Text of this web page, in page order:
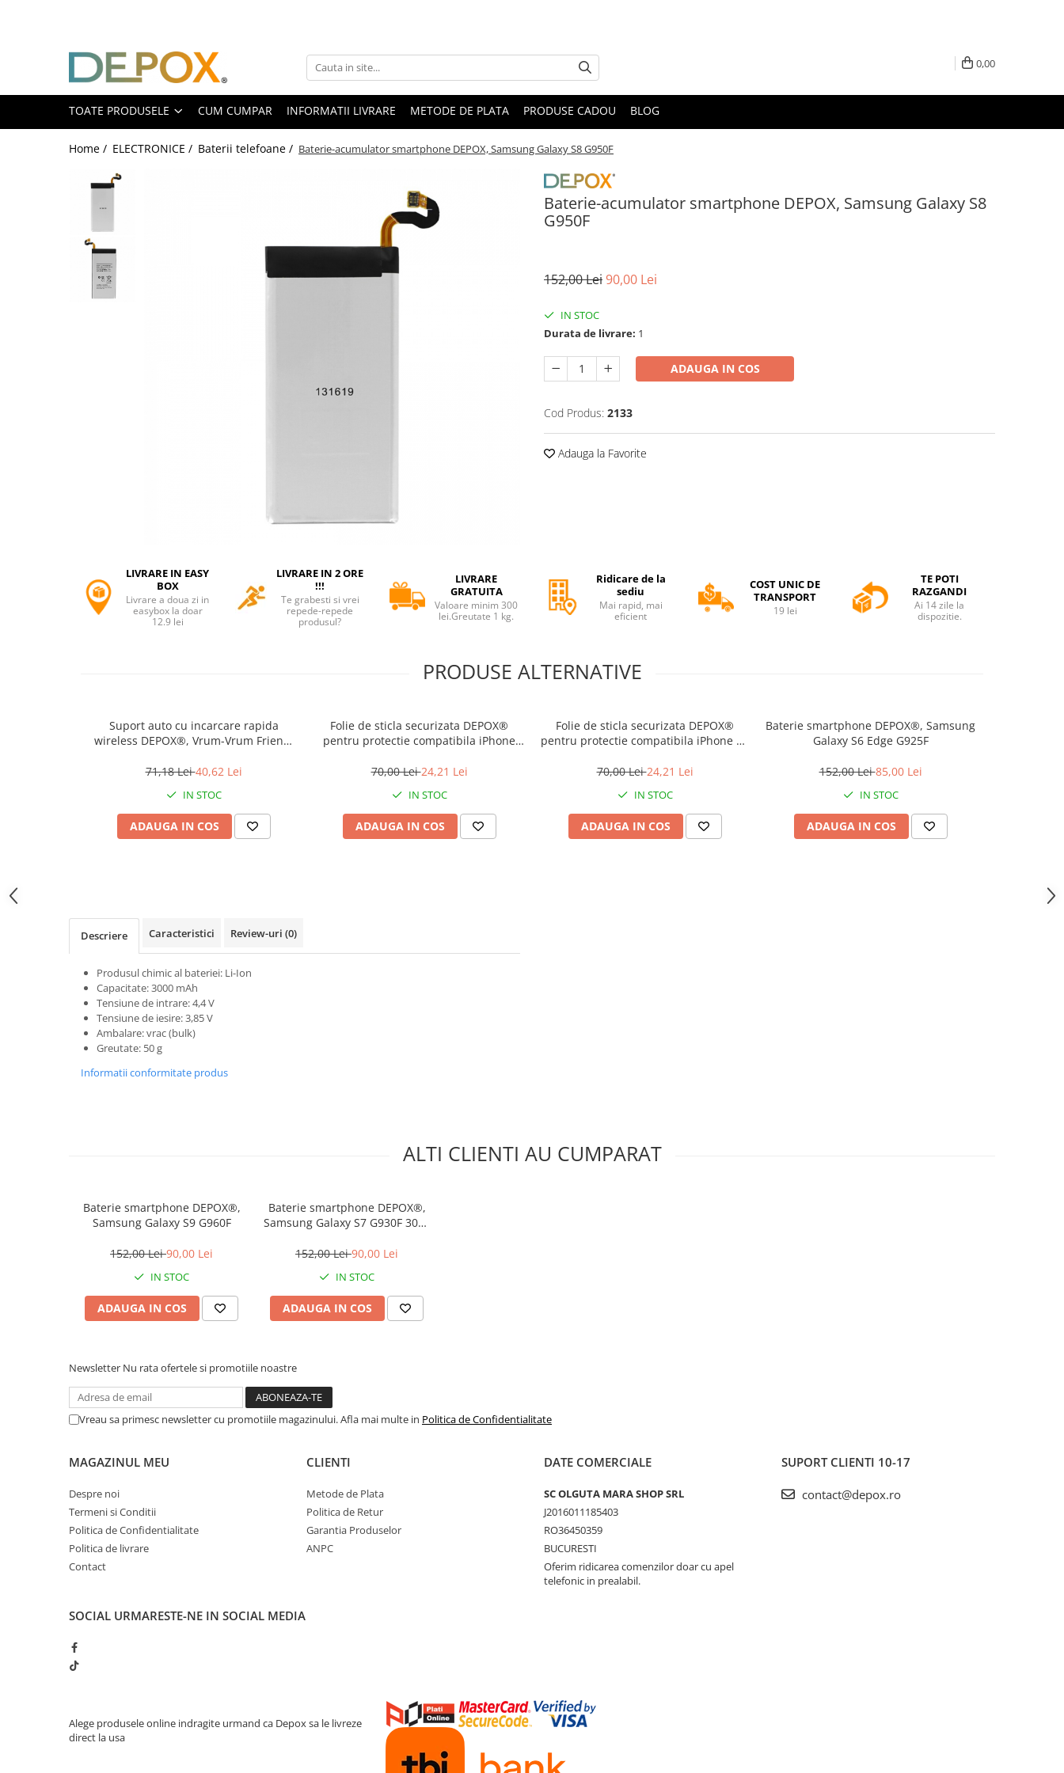
Toate Produsele
SPORT & TIMP LIBER
AUTOAPARARE
Pumnaluri si boxuri
Bastoane telescopice si nunceaguri
Spray autoaparare
Seturi & accesorii autoaparare
VANATOARE, DRUMETII & CAMPING
Cutite vanatoare
ARTICOLE SUPORTERI
SPORTURI DE ECHIPA
Plusuri roblox, rainbow friend
Instrumente muzicale de jucarie
Gaming, Carti & Birotica
Costume spiderman
Accesorii decorative
Echipamente petrecere
Jocuri de sah si table
Masti si costume adulti
Produse si dispozitive ajutatoare
Accesorii gratar
Accesorii mese si scaune
Corpuri de iluminat
Electrocasnice
Incubatoare oua
ELECTRONICE
Baterii telefoane
Baterii si acumulatori
Cantare electronice comerciale
Masini de gaurit si insurubat
Accesorii chitara
0,00
TOATE PRODUSELE CUM CUMPAR INFORMATII LIVRARE METODE DE PLATA PRODUSE CADOU BLOG
Home / ELECTRONICE / Baterii telefoane / Baterie-acumulator smartphone DEPOX, Samsung Galaxy S8 G950F
Baterie-acumulator smartphone DEPOX, Samsung Galaxy S8
G950F
152,00 Lei90,00 Lei
IN STOC
Durata de livrare: 1
ADAUGA IN COS
Cod Produs: 2133
Adauga la Favorite
LIVRARE IN EASY
BOX
Livrare a doua zi in
easybox la doar
12.9 lei
LIVRARE IN 2 ORE
!!!
Te grabesti si vrei
repede-repede
produsul?
LIVRARE
GRATUITA
Valoare minim 300
lei.Greutate 1 kg.
Ridicare de la
sediu
Mai rapid, mai
eficient
COST UNIC DE
TRANSPORT
19 lei
TE POTI
RAZGANDI
Ai 14 zile la
dispozitie.
PRODUSE ALTERNATIVE
Suport auto cu incarcare rapida
wireless DEPOX®, Vrum-Vrum Friend,
cm, auriu
71,18 Lei40,62 Lei
IN STOC
ADAUGA IN COS
Folie de sticla securizata DEPOX®
pentru protectie compatibila iPhone
acoperire full-cover
70,00 Lei24,21 Lei
IN STOC
ADAUGA IN COS
Folie de sticla securizata DEPOX®
pentru protectie compatibila iPhone 11
acoperire full-cover
70,00 Lei24,21 Lei
IN STOC
ADAUGA IN COS
Baterie smartphone DEPOX®, Samsung
Galaxy S6 Edge G925F
152,00 Lei85,00 Lei
IN STOC
ADAUGA IN COS
Descriere Caracteristici Review-uri (0)
Produsul chimic al bateriei: Li-Ion
Capacitate: 3000 mAh
Tensiune de intrare: 4,4 V
Tensiune de iesire: 3,85 V
Ambalare: vrac (bulk)
Greutate: 50 g
Informatii conformitate produs
ALTI CLIENTI AU CUMPARAT
Baterie smartphone DEPOX®,
Samsung Galaxy S9 G960F
152,00 Lei90,00 Lei
IN STOC
ADAUGA IN COS
Baterie smartphone DEPOX®,
Samsung Galaxy S7 G930F 3000
152,00 Lei90,00 Lei
IN STOC
ADAUGA IN COS
Newsletter Nu rata ofertele si promotiile noastre
Vreau sa primesc newsletter cu promotiile magazinului. Afla mai multe in Politica de Confidentialitate
MAGAZINUL MEU
Despre noi
Termeni si Conditii
Politica de Confidentialitate
Politica de livrare
Contact
CLIENTI
Metode de Plata
Politica de Retur
Garantia Produselor
ANPC
DATE COMERCIALE
SC OLGUTA MARA SHOP SRL
J2016011185403
RO36450359
BUCURESTI
Oferim ridicarea comenzilor doar cu apel
telefonic in prealabil.
SUPORT CLIENTI 10-17
contact@depox.ro
SOCIAL URMARESTE-NE IN SOCIAL MEDIA
Alege produsele online indragite urmand ca Depox sa le livreze
direct la usa